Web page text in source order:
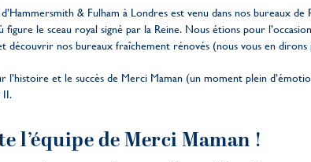
& Fulham à Londres est venu dans nos bureaux
le sceau royal signé par la Reine. Nous étions pour
découvrir nos bureaux fraîchement rénovés (nous vous en
et le succès de Merci Maman (un moment plein
II.
l’équipe de Merci Maman !